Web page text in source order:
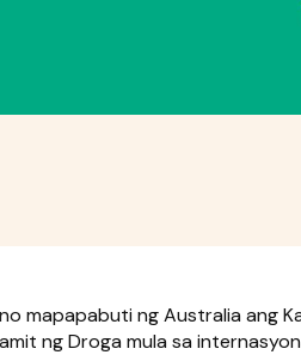
mapapabuti ng Australia ang
ng Droga mula sa